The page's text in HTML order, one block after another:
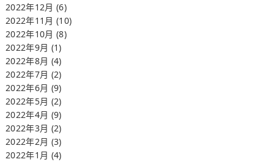
2022年12月(6)
2022年11月(10)
2022年10月(8)
2022年9月 (1)
2022年8月 (4)
2022年7月 (2)
2022年6月 (9)
2022年5月 (2)
2022年4月 (9)
2022年3月 (2)
2022年2月 (3)
2022年1月 (4)